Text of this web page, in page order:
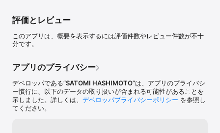
Elsolunaのサービス内容が確認できます。
確認いただけます。
Elsolunaのご利用状況が確認できます。
3.友達に紹介！
ElsolunaのアプリをSNSを通じてお友達に紹介する事ができま
す。
4.他にも便利な機能満載！
評価とレビュー
このアプリは、概要を表示するには評価件数やレビュー件数が不十
分です。
アプリのプライバシー
デベロッパである“SATOMI HASHIMOTO”は、アプリのプライバシ
ー慣行に、以下のデータの取り扱いが含まれる可能性があることを
示しました。詳しくは、 デベロッパプライバシーポリシー を参照し
てください。